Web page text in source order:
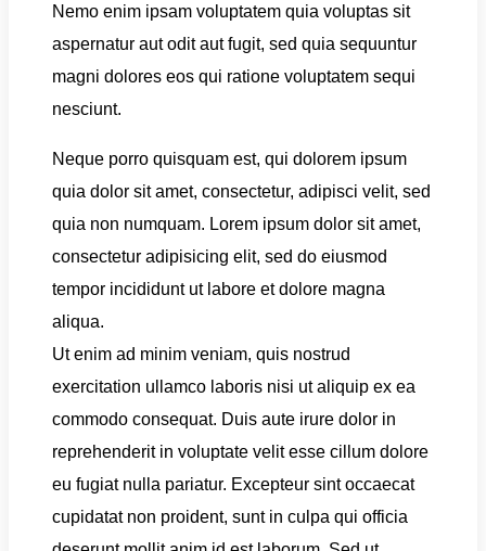
Nemo enim ipsam voluptatem quia voluptas sit
aspernatur aut odit aut fugit, sed quia sequuntur
magni dolores eos qui ratione voluptatem sequi
nesciunt.
Neque porro quisquam est, qui dolorem ipsum
quia dolor sit amet, consectetur, adipisci velit, sed
quia non numquam. Lorem ipsum dolor sit amet,
consectetur adipisicing elit, sed do eiusmod
tempor incididunt ut labore et dolore magna
aliqua.
Ut enim ad minim veniam, quis nostrud
exercitation ullamco laboris nisi ut aliquip ex ea
commodo consequat. Duis aute irure dolor in
reprehenderit in voluptate velit esse cillum dolore
eu fugiat nulla pariatur. Excepteur sint occaecat
cupidatat non proident, sunt in culpa qui officia